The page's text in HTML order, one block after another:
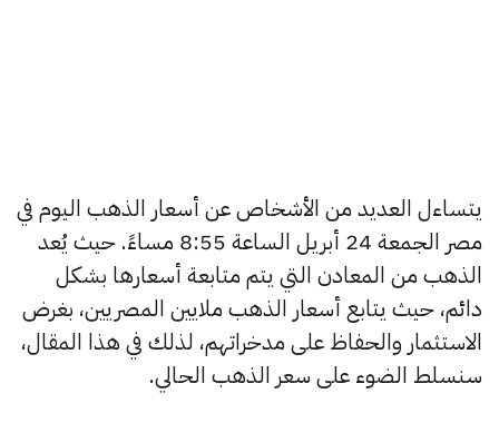
يتساءل العديد من الأشخاص عن أسعار الذهب اليوم في
مصر الجمعة 24 أبريل الساعة 8:55 مساءً. حيث يُعد
الذهب من المعادن التي يتم متابعة أسعارها بشكل
دائم، حيث يتابع أسعار الذهب ملايين المصريين، بغرض
الاستثمار والحفاظ على مدخراتهم، لذلك في هذا المقال،
سنسلط الضوء على سعر الذهب الحالي.